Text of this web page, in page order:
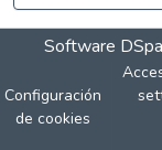
Software
Configuración
de cookies